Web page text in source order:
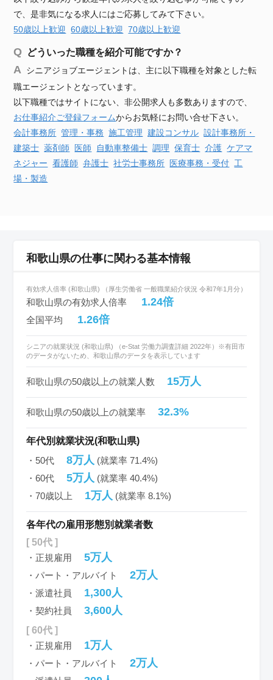
で、是非気になる求人にはご応募してみて下さい。
50歳以上歓迎 60歳以上歓迎 70歳以上歓迎
どういった職種を紹介可能ですか？
シニアジョブエージェントは、主に以下職種を対象とした転
職エージェントとなっています。
以下職種ではサイトにない、非公開求人も多数ありますので、
お仕事紹介ご登録フォームからお気軽にお問い合せ下さい。
会計事務所 管理・事務 施工管理 建設コンサル 設計事務所・
建築士 薬剤師 医師 自動車整備士 調理 保育士 介護 ケアマ
ネジャー 看護師 弁護士 社労士事務所 医療事務・受付 工
場・製造
和歌山県の仕事に関わる基本情報
有効求人倍率 (和歌山県) （厚生労働省 一般職業紹介状況 令和7年1月分）
和歌山県の有効求人倍率 1.24倍
全国平均 1.26倍
シニアの就業状況 (和歌山県) （e-Stat 労働力調査詳細 2022年）※有田市
のデータがないため、和歌山県のデータを表示しています
和歌山県の50歳以上の就業人数 15万人
和歌山県の50歳以上の就業率 32.3%
年代別就業状況(和歌山県)
・50代
8万人 (就業率 71.4%)
・60代
5万人 (就業率 40.4%)
・70歳以上
1万人 (就業率 8.1%)
各年代の雇用形態別就業者数
[ 50代 ]
・正規雇用
5万人
・パート・アルバイト 2万人
・派遣社員 1,300人
・契約社員 3,600人
[ 60代 ]
・正規雇用
1万人
・パート・アルバイト 2万人